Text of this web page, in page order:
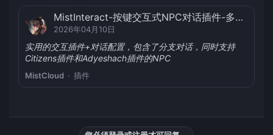
HNuncle 美术
HNuncle 插件
[美术资源] 适用于伤害/回血显示的原版风格字体
2025年09月12日
包含两种颜色，适用于攻击和恢复
[Mythicmobs] 默认动作切换机制参考：Walk to Run
2025年09月04日
MistInteract-按键交互式NPC对话插件-多分支【1.20-1.21.X】已添加Citizens支持
2026年04月10日
实用的交互插件+对话配置，包含了分支对话，同时支持
Citizens插件和Adyeshach插件的NPC
MistCloud 插件